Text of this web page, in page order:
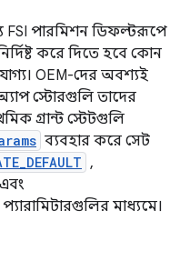
FSI পারমিশন ডিফল্টরূপে
করে দিতে হবে কোন
OEM-দের অবশ্যই
স্টোরগুলি তাদের
গ্রান্ট স্টেটগুলি
ব্যবহার করে সেট
,
প্যারামিটারগুলির মাধ্যমে।